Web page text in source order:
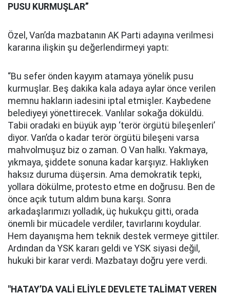
PUSU KURMUŞLAR”
Özel, Van’da mazbatanın AK Parti adayına verilmesi
kararına ilişkin şu değerlendirmeyi yaptı:
“Bu sefer önden kayyım atamaya yönelik pusu
kurmuşlar. Beş dakika kala adaya aylar önce verilen
memnu hakların iadesini iptal etmişler. Kaybedene
belediyeyi yönettirecek. Vanlılar sokağa döküldü.
Tabii oradaki en büyük ayıp ‘terör örgütü bileşenleri’
diyor. Van’da o kadar terör örgütü bileşeni varsa
mahvolmuşuz biz o zaman. O Van halkı. Yakmaya,
yıkmaya, şiddete sonuna kadar karşıyız. Haklıyken
haksız duruma düşersin. Ama demokratik tepki,
yollara dökülme, protesto etme en doğrusu. Ben de
önce açık tutum aldım buna karşı. Sonra
arkadaşlarımızı yolladık, üç hukukçu gitti, orada
önemli bir mücadele verdiler, tavırlarını koydular.
Hem dayanışma hem teknik destek vermeye gittiler.
Ardından da YSK kararı geldi ve YSK siyasi değil,
hukuki bir karar verdi. Mazbatayı doğru yere verdi.
"HATAY’DA VALİ ELİYLE DEVLETE TALİMAT VEREN